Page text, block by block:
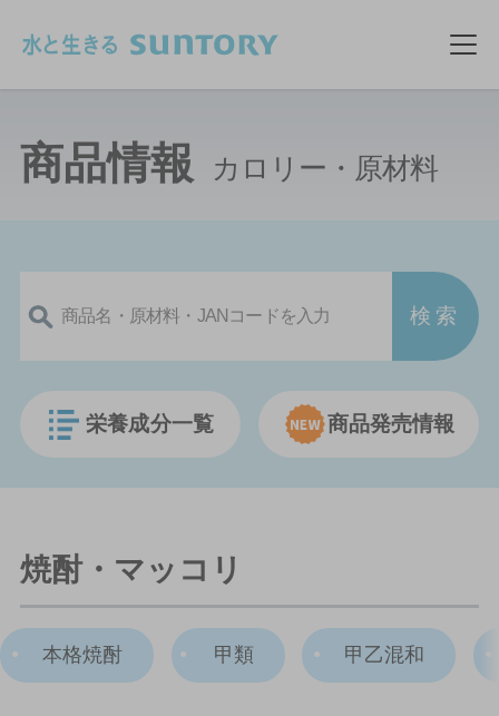
メ
商品情報 カロリー・原材料
栄養成分一覧 商品発売情報
焼酎・マッコリ
本格焼酎 甲類 甲乙混和